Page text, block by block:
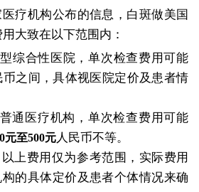
疗机构公布的信息，白斑做美国
大致在以下范围内：
综合性医院，单次检查费用可能
币之间，具体视医院定价及患者情
通医疗机构，单次检查费用可能
元至500元人民币不等。
上费用仅为参考范围，实际费用
的具体定价及患者个体情况来确